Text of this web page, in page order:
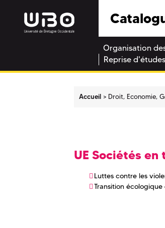
Organisation
Reprise
Accueil Droit, Economie,
UE Sociétés
Luttes contre les
Transition